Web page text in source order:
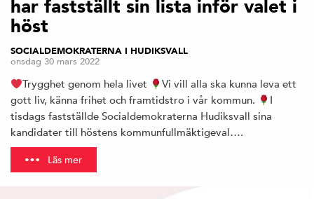
har fastställt sin lista inför valet i
höst
SOCIALDEMOKRATERNA I HUDIKSVALL
onsdag 30 mars 2022
Trygghet genom hela livet
Vi vill alla ska kunna leva ett
gott liv, känna frihet och framtidstro i vår kommun.
I
tisdags fastställde Socialdemokraterna Hudiksvall sina
kandidater till höstens kommunfullmäktigeval….
Läs mer